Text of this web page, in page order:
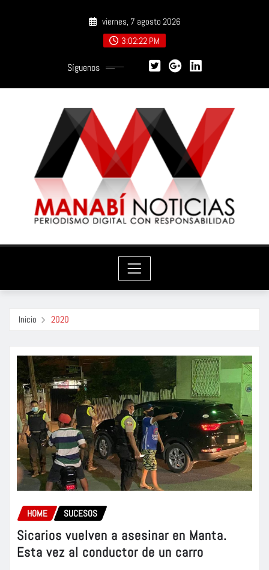
viernes, 7 agosto 2026
3:02:23 PM
Síguenos
Inicio 2020
HOME SUCESOS
Sicarios vuelven a asesinar en Manta.
Esta vez al conductor de un carro